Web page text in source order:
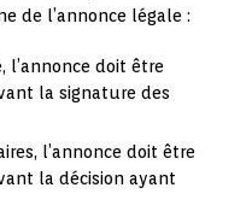
de l’annonce légale :
l’annonce doit être
la signature des
l’annonce doit être
la décision ayant